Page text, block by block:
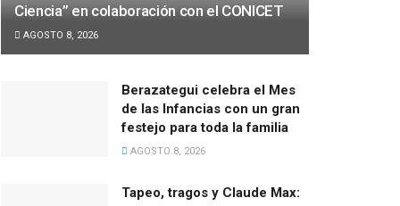
Ciencia” en colaboración con el CONICET
AGOSTO 8, 2026
Berazategui celebra el Mes
de las Infancias con un gran
festejo para toda la familia
AGOSTO 8, 2026
Tapeo, tragos y Claude Max: